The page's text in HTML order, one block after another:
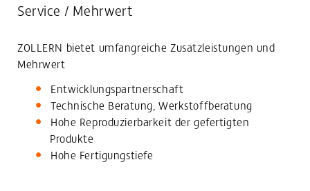
Service / Mehrwert
ZOLLERN bietet umfangreiche Zusatzleistungen und
Mehrwert
Entwicklungspartnerschaft
Technische Beratung, Werkstoffberatung
Hohe Reproduzierbarkeit der gefertigten
Produkte
Hohe Fertigungstiefe